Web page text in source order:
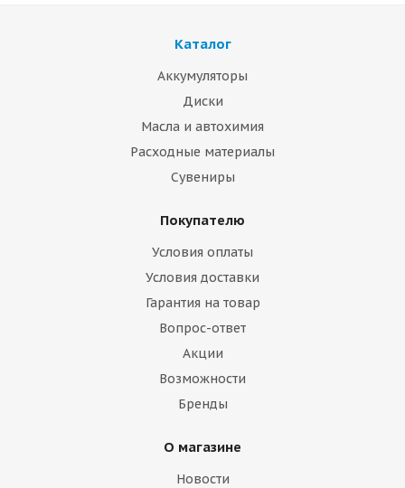
Каталог
Аккумуляторы
Диски
Масла и автохимия
Расходные материалы
Сувениры
Покупателю
Условия оплаты
Условия доставки
Гарантия на товар
Вопрос-ответ
Акции
Возможности
Бренды
О магазине
Новости